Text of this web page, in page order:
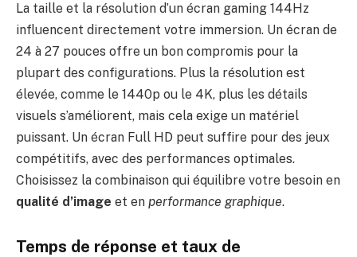
La taille et la résolution d’un écran gaming 144Hz
influencent directement votre immersion. Un écran de
24 à 27 pouces offre un bon compromis pour la
plupart des configurations. Plus la résolution est
élevée, comme le 1440p ou le 4K, plus les détails
visuels s’améliorent, mais cela exige un matériel
puissant. Un écran Full HD peut suffire pour des jeux
compétitifs, avec des performances optimales.
Choisissez la combinaison qui équilibre votre besoin en
qualité d’image et en performance graphique.
Temps de réponse et taux de